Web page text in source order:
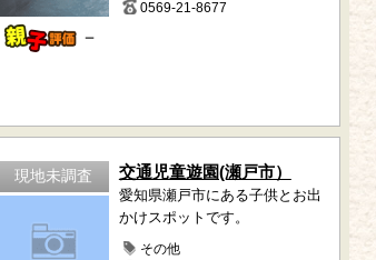
－
0569-21-8677
現地未調査 交通児童遊園(瀬戸市）
愛知県瀬戸市にある子供とお出
かけスポットです。
その他